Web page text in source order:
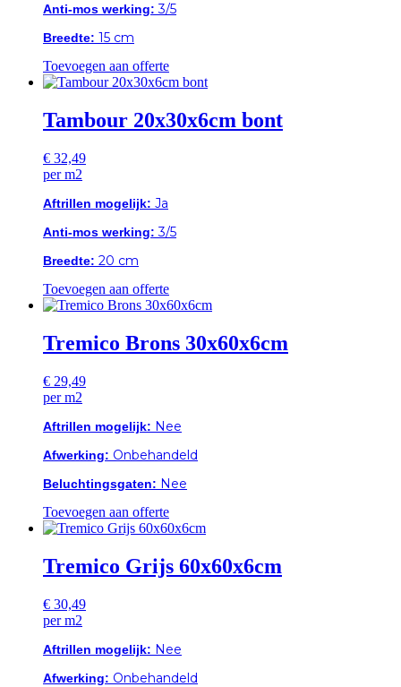
Anti-mos werking: 3/5
Breedte: 15 cm
Toevoegen aan offerte
Tambour 20x30x6cm bont
€ 32,49
per m2
Aftrillen mogelijk: Ja
Anti-mos werking: 3/5
Breedte: 20 cm
Toevoegen aan offerte
Tremico Brons 30x60x6cm
€ 29,49
per m2
Aftrillen mogelijk: Nee
Afwerking: Onbehandeld
Beluchtingsgaten: Nee
Toevoegen aan offerte
Tremico Grijs 60x60x6cm
€ 30,49
per m2
Aftrillen mogelijk: Nee
Afwerking: Onbehandeld